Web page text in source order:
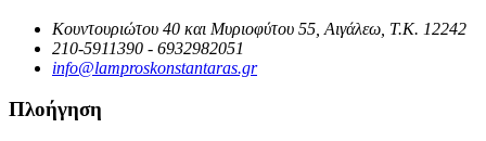
Κουντουριώτου 40 και Μυριοφύτου 55, Αιγάλεω, Τ.Κ. 12242
210-5911390 - 6932982051
info@lamproskonstantaras.gr
Πλοήγηση